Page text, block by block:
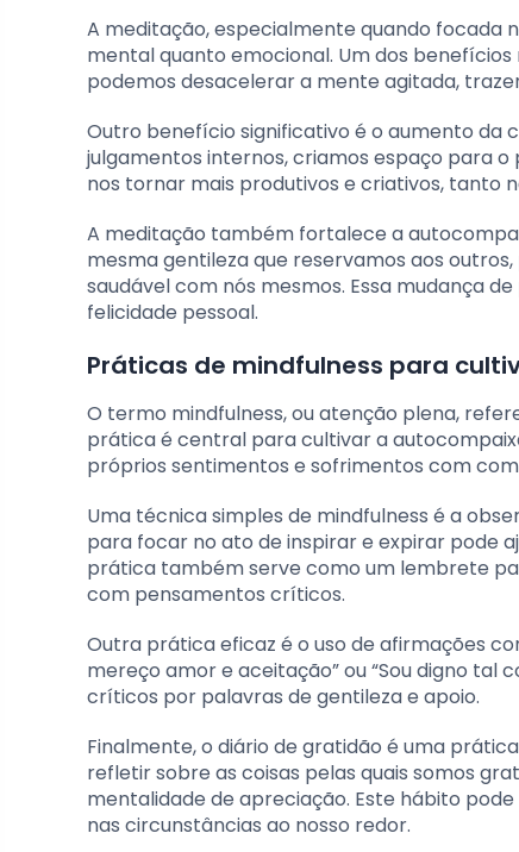
A meditação, especialmente quando focada
mental quanto emocional. Um dos
podemos desacelerar a mente agitada,
Outro benefício significativo é o aumento da
julgamentos internos, criamos espaço para
nos tornar mais produtivos e criativos, tanto
A meditação também fortalece a
mesma gentileza que reservamos aos
saudável com nós mesmos. Essa mudança
felicidade pessoal.
Práticas de mindfulness para
O termo mindfulness, ou atenção plena,
prática é central para cultivar a
próprios sentimentos e sofrimentos com
Uma técnica simples de mindfulness é a
para focar no ato de inspirar e expirar pode
prática também serve como um lembrete
com pensamentos críticos.
Outra prática eficaz é o uso de afirmações
mereço amor e aceitação” ou “Sou digno tal
críticos por palavras de gentileza e apoio.
Finalmente, o diário de gratidão é uma
refletir sobre as coisas pelas quais somos
mentalidade de apreciação. Este hábito
nas circunstâncias ao nosso redor.